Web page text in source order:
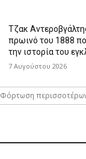
Τζακ
πρωινό του 1888
την ιστορία του
7 Αυγούστου 2026
Φόρτωση